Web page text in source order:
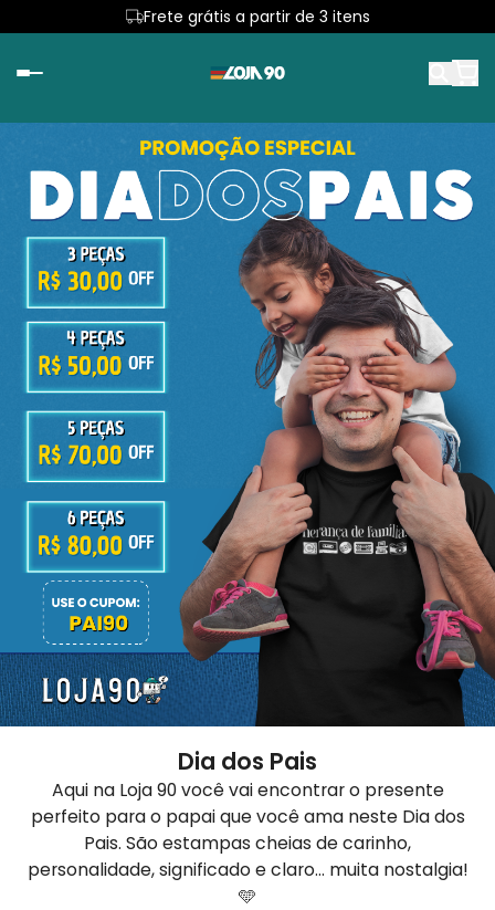
Frete grátis a partir de 3 itens
Dia dos Pais
Aqui na Loja 90 você vai encontrar o presente
perfeito para o papai que você ama neste Dia dos
Pais. São estampas cheias de carinho,
personalidade, significado e claro... muita nostalgia!
🩵